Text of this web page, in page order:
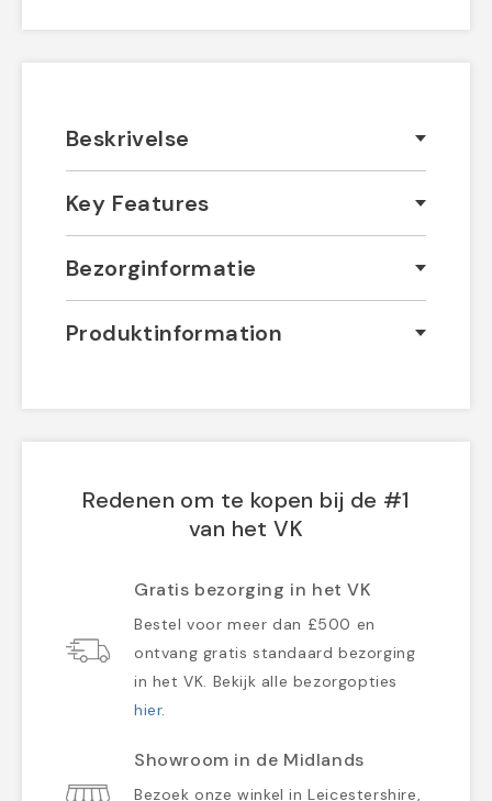
Beskrivelse
Key Features
Bezorginformatie
Produktinformation
Redenen om te kopen bij de #1
van het VK
Gratis bezorging in het VK
Bestel voor meer dan £500 en
ontvang gratis standaard bezorging
in het VK. Bekijk alle bezorgopties
hier.
Showroom in de Midlands
Bezoek onze winkel in Leicestershire,